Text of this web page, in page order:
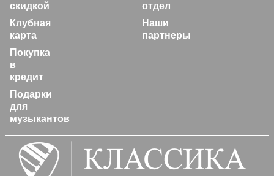
скидкой
Клубная
карта
Покупка
в
кредит
Подарки
для
музыкантов
отдел
Наши
партнеры